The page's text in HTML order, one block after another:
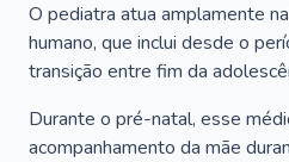
O pediatra atua amplamente
humano, que inclui desde o
transição entre fim da
Durante o pré-natal, esse
acompanhamento da mãe